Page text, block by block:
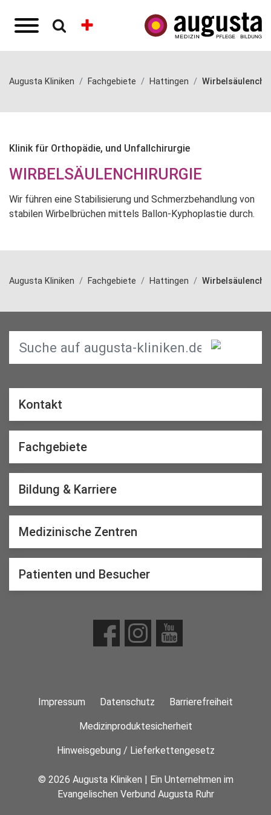
Augusta Kliniken Fachgebiete Hattingen
Klinik für Orthopädie, und Unfallchirurgie
WIRBELSÄULENCHIRURGIE
Wir führen eine Stabilisierung und Schmerzbehandlung von
stabilen Wirbelbrüchen mittels Ballon-Kyphoplastie durch.
Augusta Kliniken Fachgebiete Hattingen
Kontakt
Fachgebiete
Bildung & Karriere
Medizinische Zentren
Patienten und Besucher
Impressum Datenschutz Barrierefreiheit
Medizinproduktesicherheit
Hinweisgebung / Lieferkettengesetz
© 2026 Augusta Kliniken | Ein Unternehmen im
Evangelischen Verbund Augusta Ruhr